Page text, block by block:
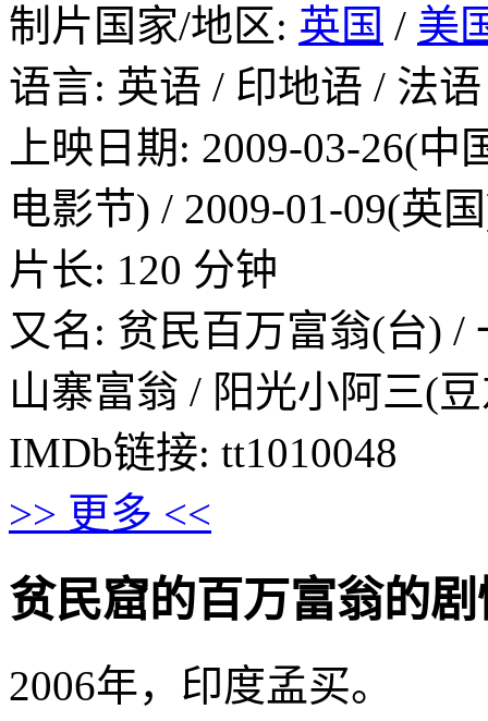
制片国家/地区: 英国 / 美
语言: 英语 / 印地语 / 法语
上映日期: 2009-03-26(
电影节) / 2009-01-09(英
片长: 120 分钟
又名: 贫民百万富翁(台) /
山寨富翁 / 阳光小阿三(
IMDb链接: tt1010048
>> 更多 <<
贫民窟的百万富翁的剧
2006年，印度孟买。